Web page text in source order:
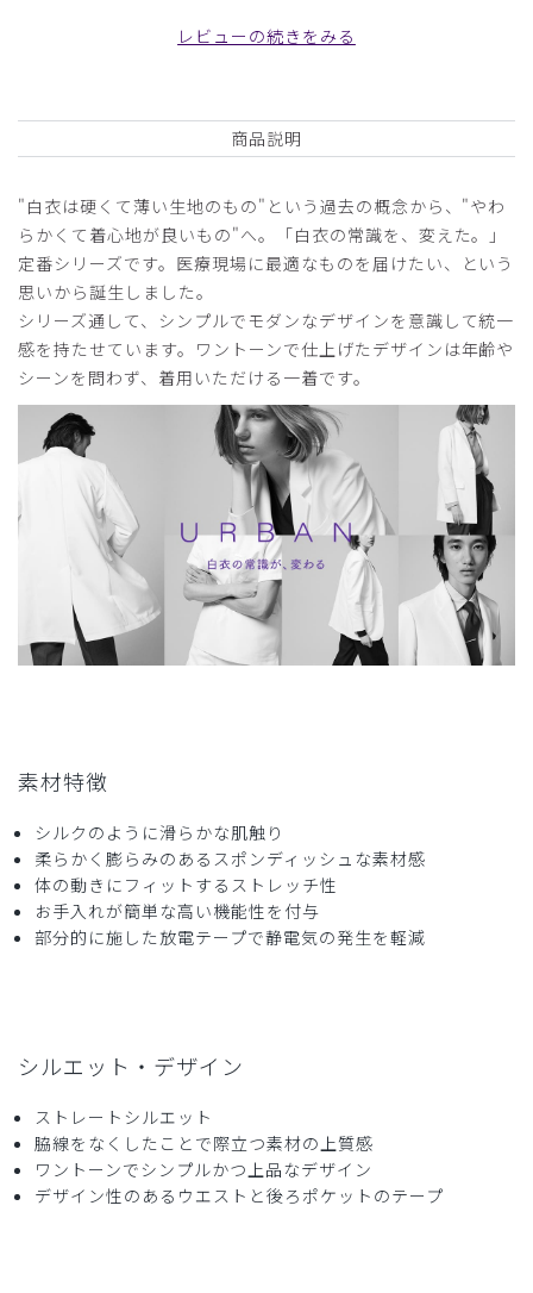
クになるのですが、このパンツだと、更にサーカスのような
役に立った 1
内科医様
購入確認済み
2024-10-03
年齢: 40代 身長: 171-175cm 体重:71-75kg
白のパンツをこれまで何着か購入し、久しぶりに購入した
が、選択肢が無かったことと、届いた商品も以前よりライン
がすっきりしておらず、ただゆったりしているだけでした。
パンツのラインの綺麗さやスッキリさが気に入っていたの
で、また白のパンツの種類などが増えるといいなと思いま
商品： A40メンズ:アーバンスクラブパンツ/白/M
役に立った
購入確認済み
年齢:50代 身長:171-175cm 体重:66-70kg
肌触り、通気性、伸縮性、見た目の光沢感全てベスト。
ウエスト周りのゴム仕様もフィット感抜群で疲れない。
洗濯の乾きもスピーディ。
2024-06-27
レビューの続きをみる
商品説明
"白衣は硬くて薄い生地のもの"という過去の概念から、"やわ
らかくて着心地が良いもの"へ。「白衣の常識を、変えた。」
定番シリーズです。医療現場に最適なものを届けたい、という
思いから誕生しました。
シリーズ通して、シンプルでモダンなデザインを意識して統一
感を持たせています。ワントーンで仕上げたデザインは年齢や
シーンを問わず、着用いただける一着です。
素材特徴
シルクのように滑らかな肌触り
柔らかく膨らみのあるスポンディッシュな素材感
体の動きにフィットするストレッチ性
お手入れが簡単な高い機能性を付与
部分的に施した放電テープで静電気の発生を軽減
シルエット・デザイン
ストレートシルエット
脇線をなくしたことで際立つ素材の上質感
ワントーンでシンプルかつ上品なデザイン
デザイン性のあるウエストと後ろポケットのテープ